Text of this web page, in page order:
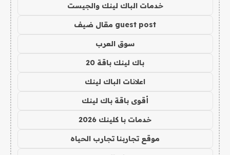
خدمات الباك لينك والجيست
guest post مقال ضيف
سوق العرب
باك لينك باقة 20
اعلانات الباك لينك
أقوى باقة باك لينك
خدمات با كلينك 2026
موقع تجاربنا تجارب الحياه